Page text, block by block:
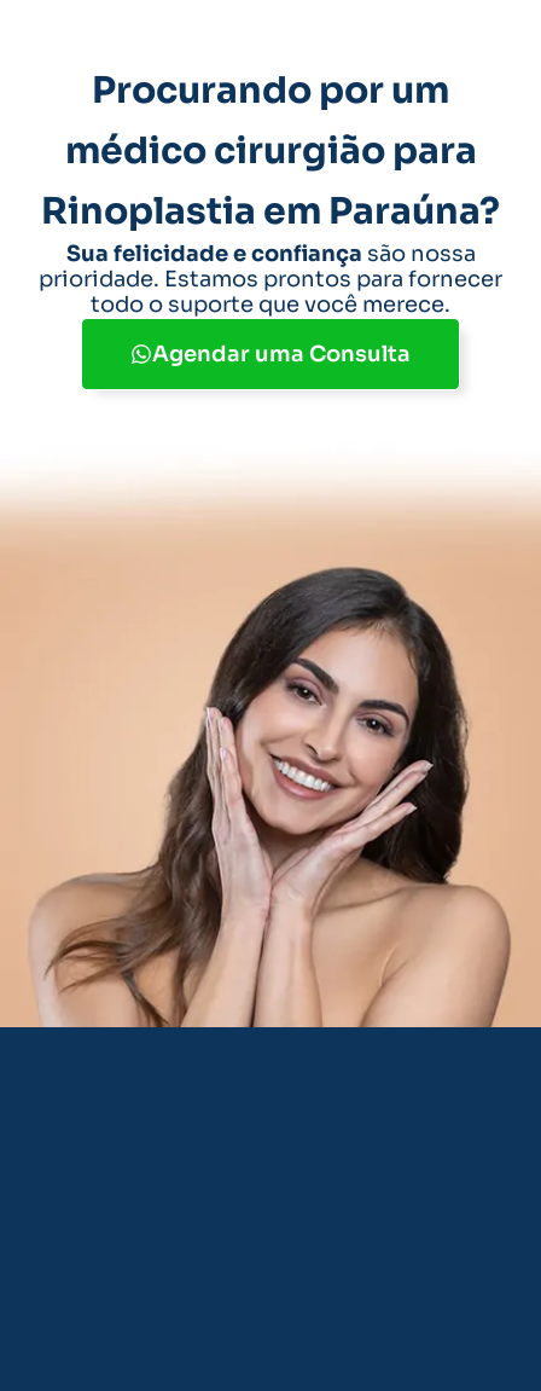
Procurando por um
médico cirurgião para
Rinoplastia em Paraúna?
Sua felicidade e confiança são nossa
prioridade. Estamos prontos para fornecer
todo o suporte que você merece.
Agendar uma Consulta